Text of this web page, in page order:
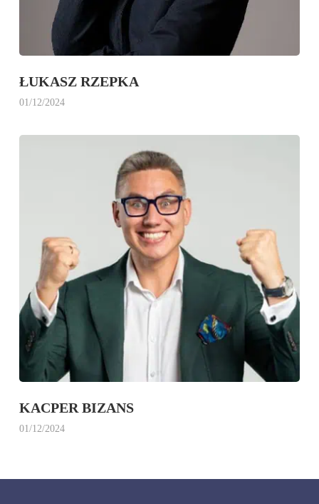
ŁUKASZ RZEPKA
01/12/2024
KACPER BIZANS
01/12/2024